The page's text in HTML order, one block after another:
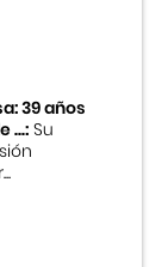
39 años
...:Su